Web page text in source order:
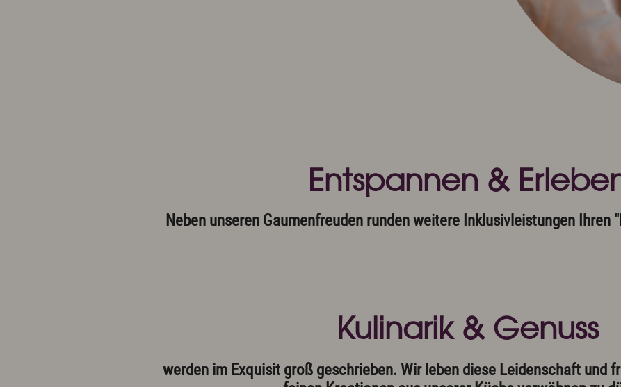
Entspannen &
Neben unseren Gaumenfreuden runden weitere Inklusivleistungen Ihren
Kulinarik & Genuss
werden im Exquisit groß geschrieben. Wir leben diese Leidenschaft und